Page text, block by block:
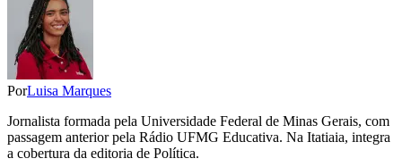
PorLuisa Marques
Jornalista formada pela Universidade Federal de Minas Gerais, com
passagem anterior pela Rádio UFMG Educativa. Na Itatiaia, integra
a cobertura da editoria de Política.